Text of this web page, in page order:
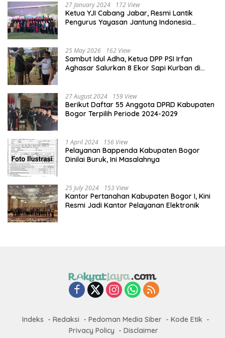
27 January 2024 172 View
Ketua YJI Cabang Jabar, Resmi Lantik
Pengurus Yayasan Jantung Indonesia
25 May 2026 162 View
Sambut Idul Adha, Ketua DPP PSI Irfan
Aghasar Salurkan 8 Ekor Sapi Kurban di
27 August 2024 159 View
Berikut Daftar 55 Anggota DPRD Kabupaten
Bogor Terpilih Periode 2024-2029
1 April 2024 156 View
Pelayanan Bappenda Kabupaten Bogor
Dinilai Buruk, Ini Masalahnya
25 July 2024 153 View
Kantor Pertanahan Kabupaten Bogor I, Kini
Resmi Jadi Kantor Pelayanan Elektronik
Indeks Redaksi Pedoman Media Siber
Kode Etik
Privacy Policy
Disclaimer